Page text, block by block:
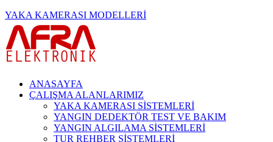
YAKA KAMERASI MODELLERİ
ANASAYFA
ÇALIŞMA ALANLARIMIZ
YAKA KAMERASI SİSTEMLERİ
YANGIN DEDEKTÖR TEST VE BAKIM
YANGIN ALGILAMA SİSTEMLERİ
TUR REHBER SİSTEMLERİ